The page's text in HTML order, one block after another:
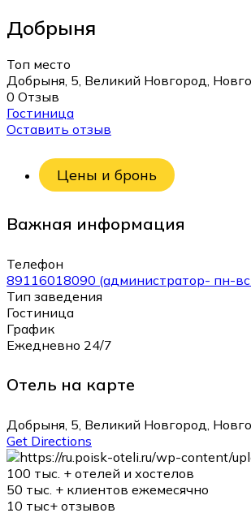
Добрыня
Топ место
Добрыня, 5, Великий Новгород,
0 Отзыв
Гостиница
Оставить отзыв
Цены и бронь
Важная информация
Телефон
89116018090 (администратор- пн-
Тип заведения
Гостиница
График
Ежедневно 24/7
Отель на карте
Добрыня, 5, Великий Новгород,
Get Directions
100 тыс. + отелей и хостелов
50 тыс. + клиентов ежемесячно
10 тыс+ отзывов